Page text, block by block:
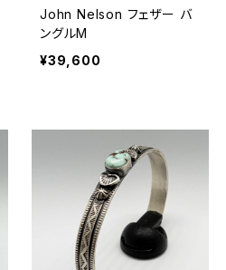
John Nelson フェザー バ
ングルM
¥39,600